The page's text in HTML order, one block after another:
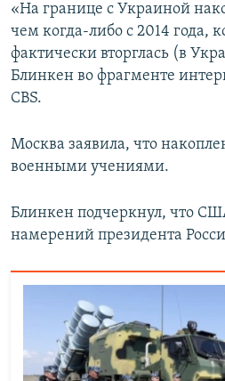
«На границе с Украиной
чем когда-либо с 2014 года,
фактически вторглась (в
Блинкен во фрагменте
CBS.
Москва заявила, что
военными учениями.
Блинкен подчеркнул, что
намерений президента